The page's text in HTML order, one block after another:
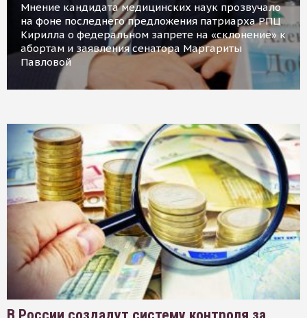
Мнение кандидата медицинских наук прозвучало
на фоне последнего предложения патриарха РПЦ
Кирилла о федеральном запрете на «склонение» к
абортам и заявления сенатора Маргариты
Павловой